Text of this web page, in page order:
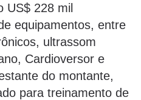
US$ 228 mil
equipamentos, entre
ultrassom
Cardioversor e
do montante,
para treinamento de